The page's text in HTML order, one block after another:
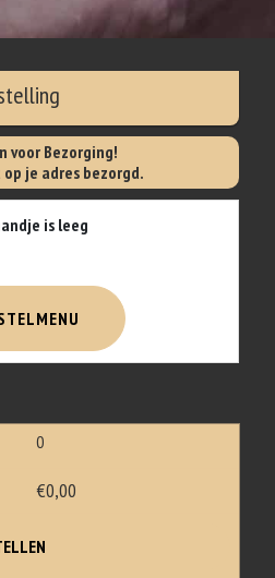
voor Bezorging!
je adres bezorgd.
is leeg
0
€0,00